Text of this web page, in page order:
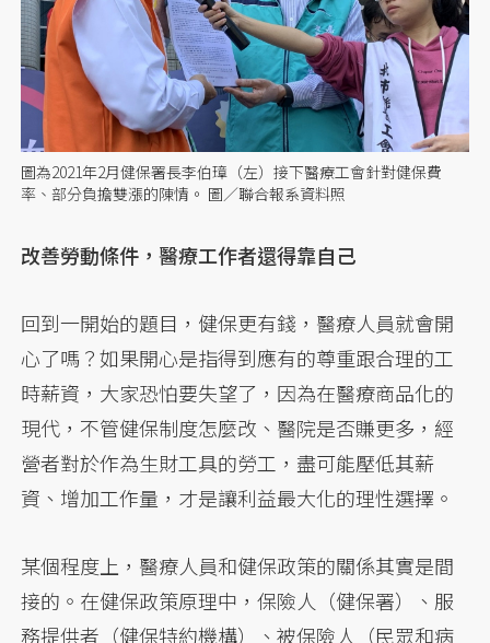
圖為2021年2月健保署長李伯璋（左）接下醫療工會針對健保費
率、部分負擔雙漲的陳情。 圖／聯合報系資料照
改善勞動條件，醫療工作者還得靠自己
回到一開始的題目，健保更有錢，醫療人員就會開
心了嗎？如果開心是指得到應有的尊重跟合理的工
時薪資，大家恐怕要失望了，因為在醫療商品化的
現代，不管健保制度怎麼改、醫院是否賺更多，經
營者對於作為生財工具的勞工，盡可能壓低其薪
資、增加工作量，才是讓利益最大化的理性選擇。
某個程度上，醫療人員和健保政策的關係其實是間
接的。在健保政策原理中，保險人（健保署）、服
務提供者（健保特約機構）、被保險人（民眾和病